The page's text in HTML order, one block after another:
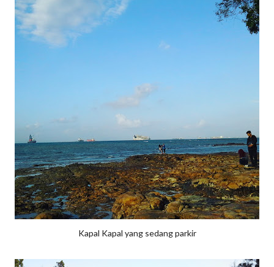
Kapal Kapal yang sedang parkir